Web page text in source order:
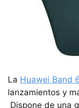
La Huawei Band
lanzamientos y
Dispone de una